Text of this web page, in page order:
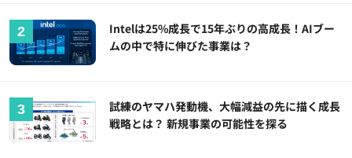
Intelは25%成長で15年ぶりの高成長！AIブー
ムの中で特に伸びた事業は？
試練のヤマハ発動機、大幅減益の先に描く成長
戦略とは？ 新規事業の可能性を探る